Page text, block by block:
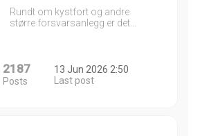
Rundt om kystfort og andre
større forsvarsanlegg er det…
2187
Posts
13 Jun 2026 2:50
Last post